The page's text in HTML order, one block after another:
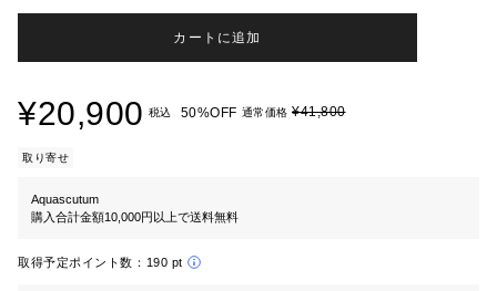
カートに追加
¥20,900 税込 50%OFF 通常価格 ¥41,800
取り寄せ
Aquascutum
購入合計金額10,000円以上で送料無料
取得予定ポイント数： 190 pt